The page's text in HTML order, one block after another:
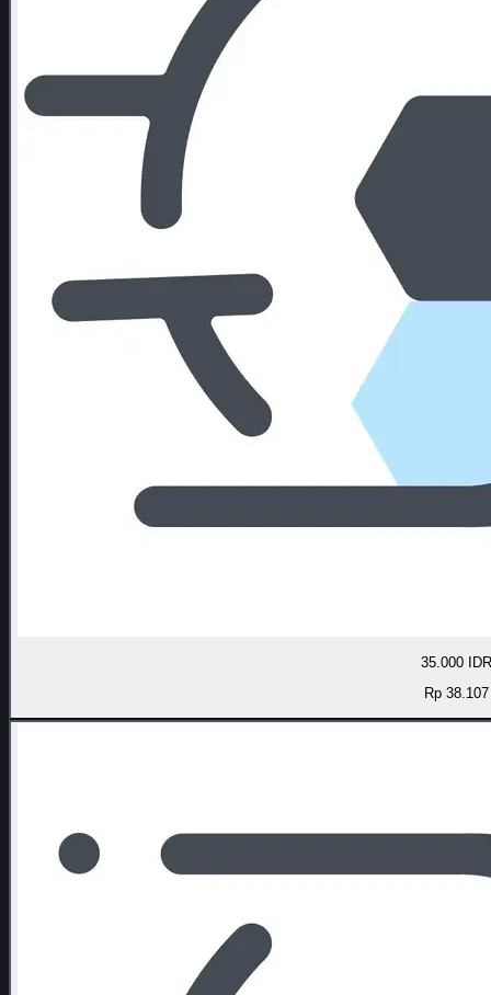
35.000 IDR
Rp 38.107